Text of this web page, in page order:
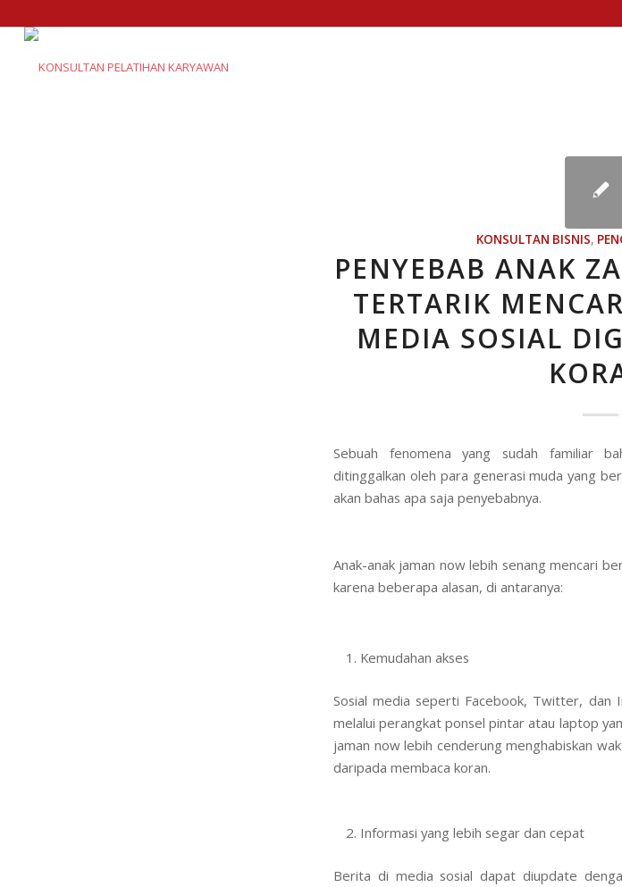
KONSULTAN BISNIS,
PENYEBAB ANAK
TERTARIK
MEDIA SOSIAL
Sebuah fenomena yang sudah familiar
ditinggalkan oleh para generasi muda yang
akan bahas apa saja penyebabnya.
Anak-anak jaman now lebih senang mencari
karena beberapa alasan, di antaranya:
Kemudahan akses
Sosial media seperti Facebook, Twitter, dan
melalui perangkat ponsel pintar atau laptop
jaman now lebih cenderung menghabiskan
daripada membaca koran.
Informasi yang lebih segar dan cepat
Berita di media sosial dapat diupdate